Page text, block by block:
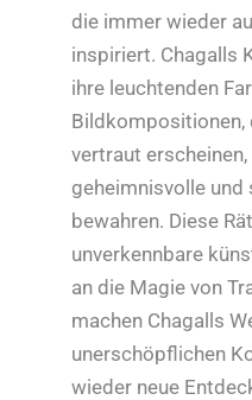
die immer wieder
inspiriert. Chagalls
ihre leuchtenden
Bildkompositionen,
vertraut
geheimnisvolle und
bewahren. Diese
unverkennbare
an die Magie von
machen Chagalls
unerschöpflichen
wieder neue